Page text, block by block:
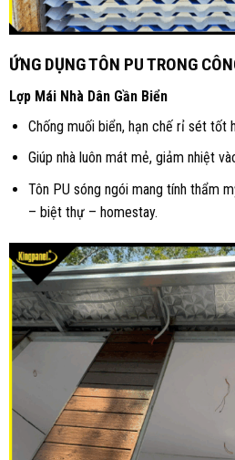
ỨNG DỤNG TÔN PU TRONG
Lợp Mái Nhà Dân Gần Biển
Chống muối biển, hạn chế rỉ sét tốt
Giúp nhà luôn mát mẻ, giảm nhiệt
Tôn PU sóng ngói mang tính thẩm
– biệt thự – homestay.